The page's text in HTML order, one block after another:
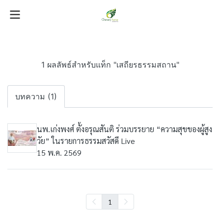
1 ผลลัพธ์สำหรับแท็ก "เสถียรธรรมสถาน"
บทความ (1)
นพ.เก่งพงศ์ ตั้งอรุณสันติ ร่วมบรรยาย “ความสุขของผู้สูง
วัย” ในรายการธรรมสวัสดี Live
15 พ.ค. 2569
1